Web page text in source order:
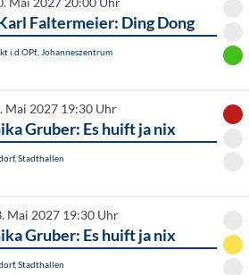
Faltermeier: Ding Dong
i.d.OPf., Johanneszentrum
Mai 2027 19:30 Uhr
Gruber: Es huift ja nix
Stadthallen
Mai 2027 19:30 Uhr
Gruber: Es huift ja nix
Stadthallen